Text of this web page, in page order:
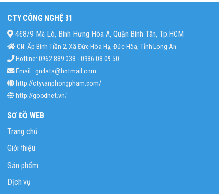
CTY CÔNG NGHỆ 81
468/9 Mã Lò, Bình Hưng Hòa A, Quận Bình Tân, Tp.HCM
CN: Ấp Bình Tiền 2, Xã Đức Hòa Hạ, Đức Hòa, Tỉnh Long An
Hotline: 0962 889 038 - 0986 08 09 50
Email : gndata@hotmail.com
http://ctyvanphongpham.com/
http://goodnet.vn/
SƠ ĐỒ WEB
Trang chủ
Giới thiệu
Sản phẩm
Dịch vụ